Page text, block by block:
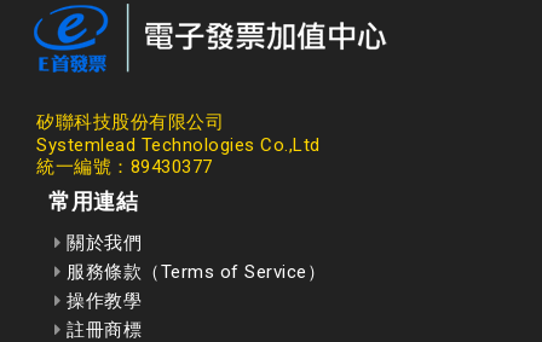
矽聯科技股份有限公司
Systemlead Technologies Co.,Ltd
統一編號：89430377
常用連結
關於我們
服務條款（Terms of Service）
操作教學
註冊商標